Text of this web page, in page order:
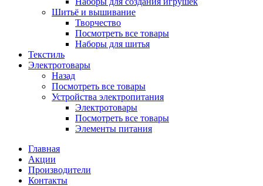
Шитьё и вышивание
Творчество
Посмотреть все товары
Наборы для шитья
Текстиль
Электротовары
Назад
Посмотреть все товары
Устройства электропитания
Электротовары
Посмотреть все товары
Элементы питания
Главная
Акции
Производители
Контакты